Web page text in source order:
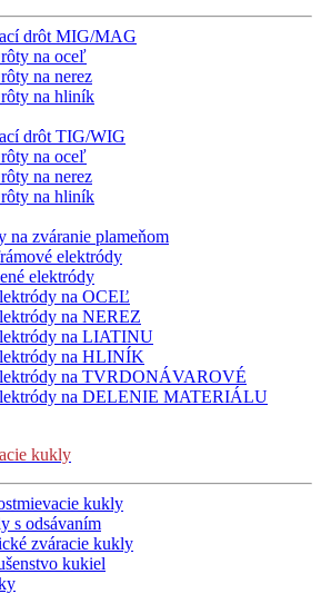
drôt MIG/MAG
na oceľ
na nerez
na hliník
drôt TIG/WIG
na oceľ
na nerez
na hliník
na zváranie plameňom
elektródy
elektródy
na OCEĽ
na NEREZ
na LIATINU
na HLINÍK
na TVRDONÁVAROVÉ
na DELENIE MATERIÁLU
kukly
kukly
s odsávaním
zváracie kukly
kukiel